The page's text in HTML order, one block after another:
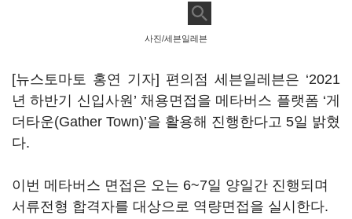
사진/세븐일레븐
[뉴스토마토 홍연 기자] 편의점 세븐일레븐은 ‘2021
년 하반기 신입사원’ 채용면접을 메타버스 플랫폼 ‘게
더타운(Gather Town)’을 활용해 진행한다고 5일 밝혔
다.
이번 메타버스 면접은 오는 6~7일 양일간 진행되며
서류전형 합격자를 대상으로 역량면접을 실시한다.